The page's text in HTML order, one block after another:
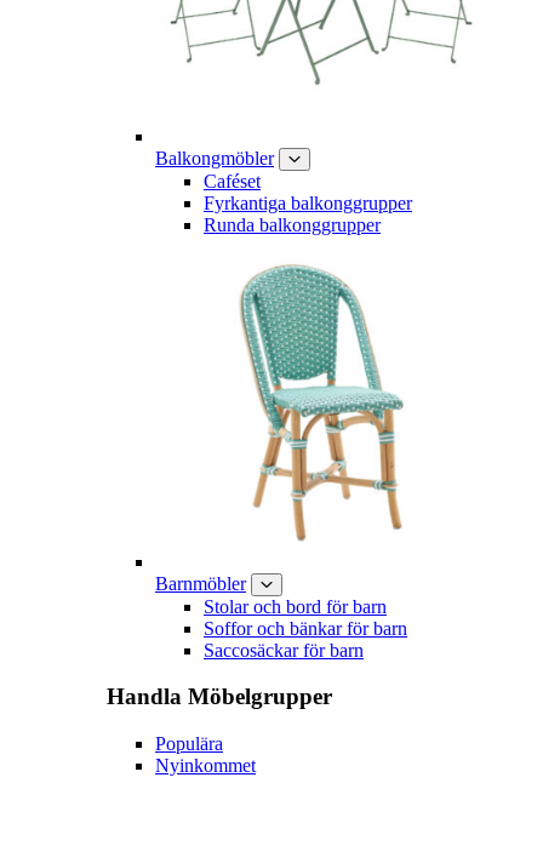
Balkongmöbler
Caféset
Fyrkantiga balkonggrupper
Runda balkonggrupper
Barnmöbler
Stolar och bord för barn
Soffor och bänkar för barn
Saccosäckar för barn
Handla Möbelgrupper
Populära
Nyinkommet